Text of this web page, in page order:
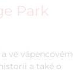
Park
ve vápencovém
a také o